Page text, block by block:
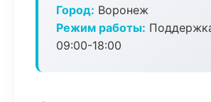
Город: Воронеж
Режим работы:
09:00-18:00